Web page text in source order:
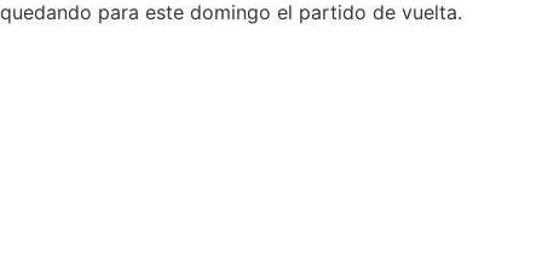
quedando para este domingo el partido de vuelta.